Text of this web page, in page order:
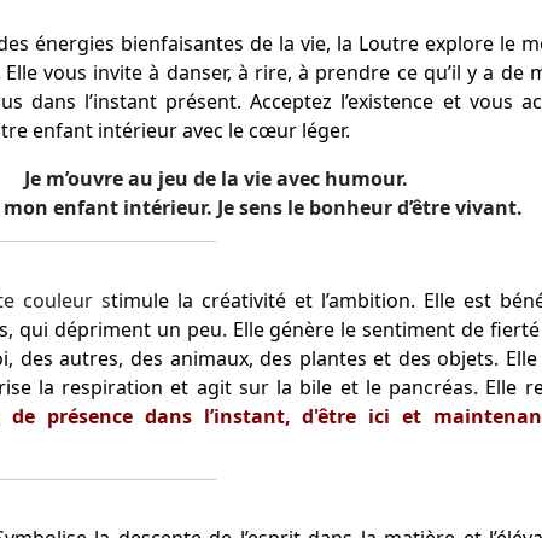
énergies bienfaisantes de la vie, la Loutre explore le
vous invite à danser, à rire, à prendre ce qu’il y a de
dans l’instant présent. Acceptez l’existence et vous
enfant intérieur avec le cœur léger.
Je m’ouvre au jeu de la vie avec humour.
mon enfant intérieur. Je sens le bonheur d’être vivant.
couleur stimule la créativité et l’ambition. Elle est
qui dépriment un peu. Elle génère le sentiment de
des autres, des animaux, des plantes et des objets.
la respiration et agit sur la bile et le pancréas. Elle
de présence dans l’instant, d'être ici et